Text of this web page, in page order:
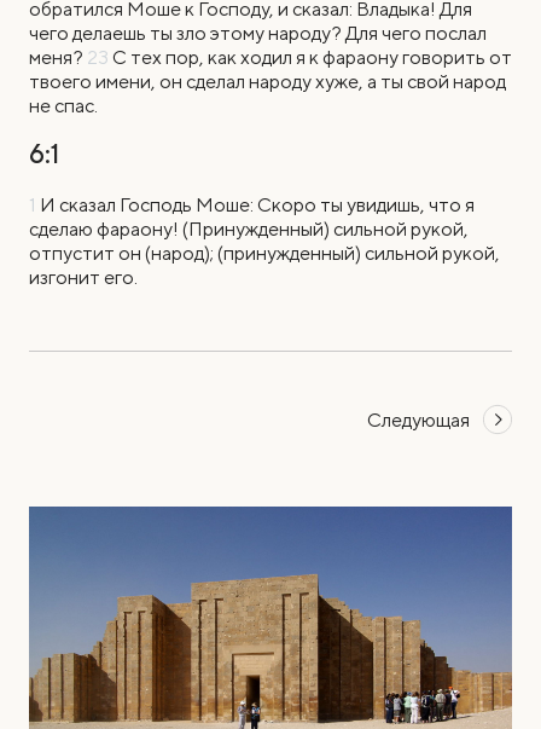
обратился Моше к Господу, и сказал: Владыка! Для
чего делаешь ты зло этому народу? Для чего послал
меня? 23 С тех пор, как ходил я к фараону говорить от
твоего имени, он сделал народу хуже, а ты свой народ
не спас.
6:1
1 И сказал Господь Моше: Скоро ты увидишь, что я
сделаю фараону! (Принужденный) сильной рукой,
отпустит он (народ); (принужденный) сильной рукой,
изгонит его.
Следующая